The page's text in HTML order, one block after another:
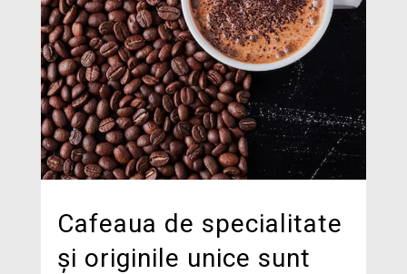
Cafeaua de specialitate
și originile unice sunt